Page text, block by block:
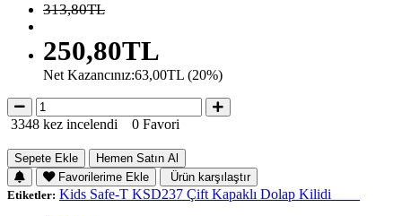
313,80TL
250,80TL
Net Kazancınız:63,00TL (20%)
3348 kez incelendi 0 Favori
Sepete Ekle
Hemen Satın Al
Favorilerime Ekle
Ürün karşılaştır
Etiketler: Kids Safe-T KSD237 Çift Kapaklı Dolap Kilidi____